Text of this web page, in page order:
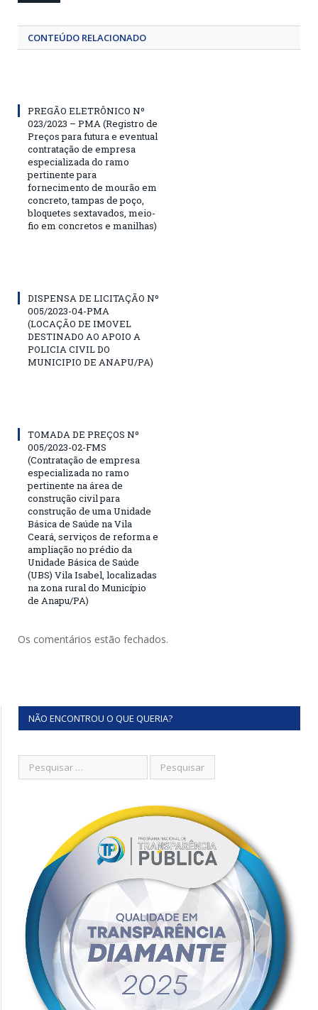
CONTEÚDO RELACIONADO
PREGÃO ELETRÔNICO Nº
023/2023 – PMA (Registro de
Preços para futura e eventual
contratação de empresa
especializada do ramo
pertinente para
fornecimento de mourão em
concreto, tampas de poço,
bloquetes sextavados, meio-
fio em concretos e manilhas)
DISPENSA DE LICITAÇÃO Nº
005/2023-04-PMA
(LOCAÇÃO DE IMOVEL
DESTINADO AO APOIO A
POLICIA CIVIL DO
MUNICIPIO DE ANAPU/PA)
TOMADA DE PREÇOS Nº
005/2023-02-FMS
(Contratação de empresa
especializada no ramo
pertinente na área de
construção civil para
construção de uma Unidade
Básica de Saúde na Vila
Ceará, serviços de reforma e
ampliação no prédio da
Unidade Básica de Saúde
(UBS) Vila Isabel, localizadas
na zona rural do Município
de Anapu/PA)
Os comentários estão fechados.
NÃO ENCONTROU O QUE QUERIA?